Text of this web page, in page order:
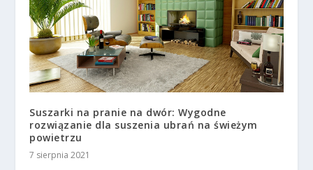
Suszarki na pranie na dwór: Wygodne
rozwiązanie dla suszenia ubrań na świeżym
powietrzu
7 sierpnia 2021